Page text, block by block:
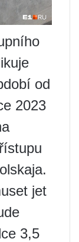
od
2023
jet
3,5